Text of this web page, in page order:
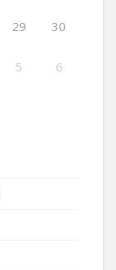
29 30
5 6